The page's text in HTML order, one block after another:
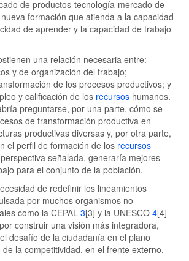
de productos-tecnología-mercado de
formación que atienda a la capacidad
de aprender y la capacidad de trabajo
una relación necesaria entre:
y de organización del trabajo;
de los procesos productivos; y
y calificación de los recursos humanos.
preguntarse, por una parte, cómo se
de transformación productiva en
productivas diversas y, por otra parte,
el perfil de formación de los recursos
señalada, generaría mejores
para el conjunto de la población.
de redefinir los lineamientos
por muchos organismos no
como la CEPAL 3[3] y la UNESCO 4[4]
construir una visión más integradora,
desafío de la ciudadanía en el plano
la competitividad, en el frente externo.